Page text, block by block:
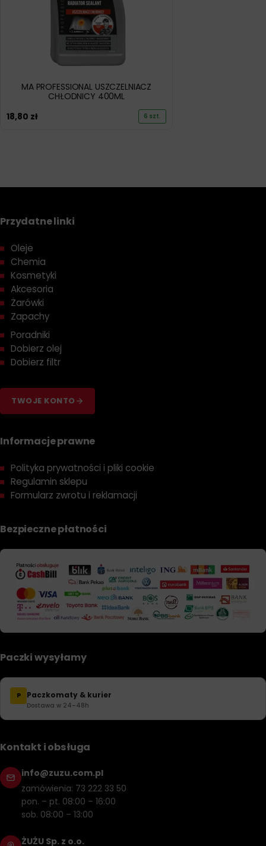
MA PROFESSIONAL USZCZELNIACZ
CHŁODNICY 400ML
18,80 zł 6 szt.
Przydatne linki
Oleje
Chemia
Kosmetyki
Akcesoria
Żarówki
Zapachy
Poradniki
Dobierz olej
Dobierz filtr
TWOJE KONTO
Informacje prawne
Polityka prywatności i pliki cookie
Regulamin sklepu
Formularz zwrotu i reklamacji
Bezpieczne płatności
Paczki wysyłamy
P Paczkomaty & kurier
Dostawa w 24–48h
Kontakt i obsługa
info@zuzu.com.pl
zamówienia: 73 222 33 50
pon. – pt. 08:00 – 16:00
sob. 08:00 – 13:00
ŻUŻU Sp. z o.o.